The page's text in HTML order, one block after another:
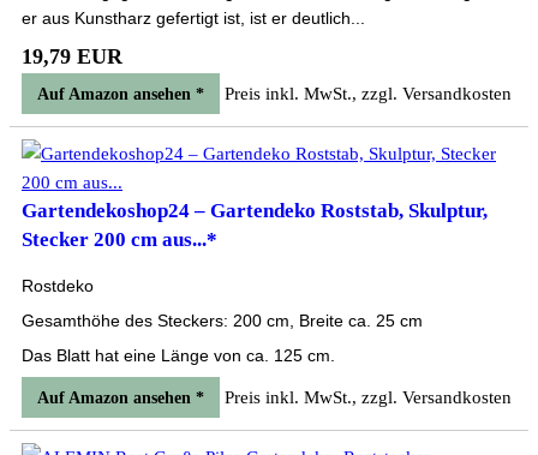
er aus Kunstharz gefertigt ist, ist er deutlich...
19,79 EUR
Auf Amazon ansehen * Preis inkl. MwSt., zzgl. Versandkosten
Gartendekoshop24 – Gartendeko Roststab, Skulptur,
Stecker 200 cm aus...*
Rostdeko
Gesamthöhe des Steckers: 200 cm, Breite ca. 25 cm
Das Blatt hat eine Länge von ca. 125 cm.
Auf Amazon ansehen * Preis inkl. MwSt., zzgl. Versandkosten